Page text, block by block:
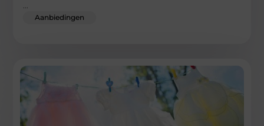
...
Aanbiedingen